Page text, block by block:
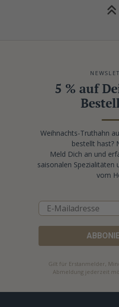
5 % auf
Weihnachts-Truthahn
bestellt hast?
Meld Dich an und
saisonalen Spezialitäten
vom
Gilt für Erstanmelder,
Abmeldung jederzeit